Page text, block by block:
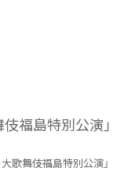
福島特別公演」
歌舞伎福島特別公演」